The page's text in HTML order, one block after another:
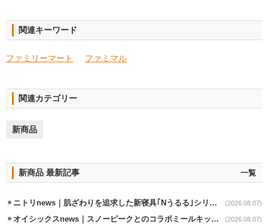
関連キーワード
ファミリーマート ファミマル
関連カテゴリー
新商品
新商品 最新記事 一覧
ニトリnews｜肌ざわりを追求した新寝具｢Nうるる｣シリーズを発売 (2026.08.07)
オイシックスnews｜スノーピークとのコラボミールキット8/13発売 (2026.08.07)